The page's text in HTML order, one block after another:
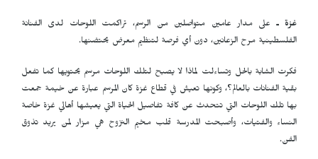
غزة ـعلى مدار عامين متواصلين من الرسم، تراكمت اللوحات لدى الفنانة
الفلسطينية مرح الزعانين، دون أي فرصة لتنظيم معرض يحتضنها.
فكرت الشابة بالحل وتساءلت لماذا لا يصبح لتلك اللوحات مرسم يحتويها كما تفعل
بقية الفنانات بالعالم؟، وكونها تعيش في قطاع غزة كان المرسم عبارة عن خيمة جمعت
بها تلك اللوحات التي تتحدث عن كافة تفاصيل الحياة التي يعيشها أهالي غزة خاصة
النساء والفتيات، وأصبحت المدرسة قلب مخيم النزوح هي مزار لمن يريد تذوق
الفن.